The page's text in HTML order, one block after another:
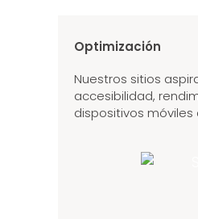
Optimización
Nuestros sitios
accesibilidad,
dispositivos